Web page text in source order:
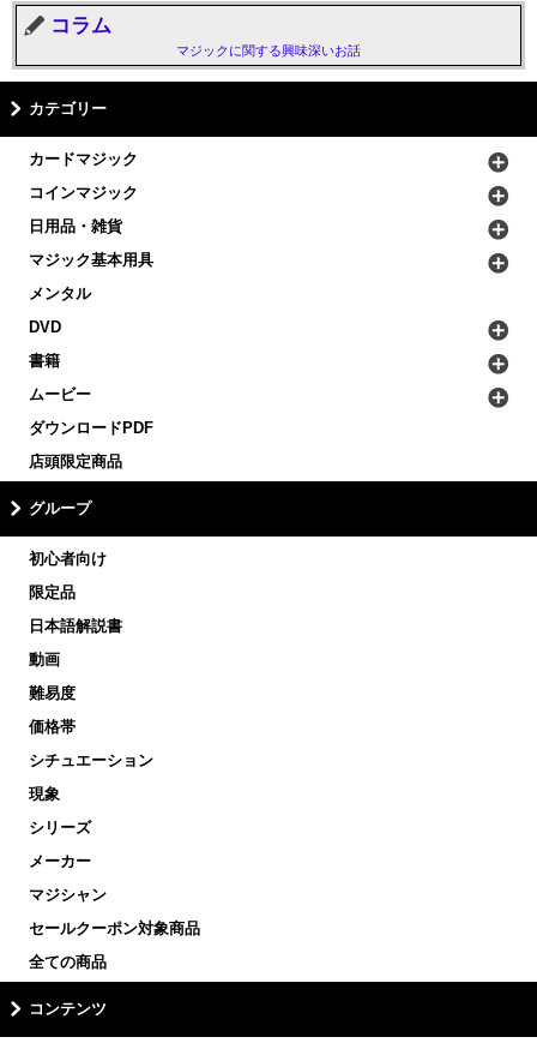
コラム
マジックに関する興味深いお話
カテゴリー
カードマジック
コインマジック
日用品・雑貨
マジック基本用具
メンタル
DVD
書籍
ムービー
ダウンロードPDF
店頭限定商品
グループ
初心者向け
限定品
日本語解説書
動画
難易度
価格帯
シチュエーション
現象
シリーズ
メーカー
マジシャン
セールクーポン対象商品
全ての商品
コンテンツ